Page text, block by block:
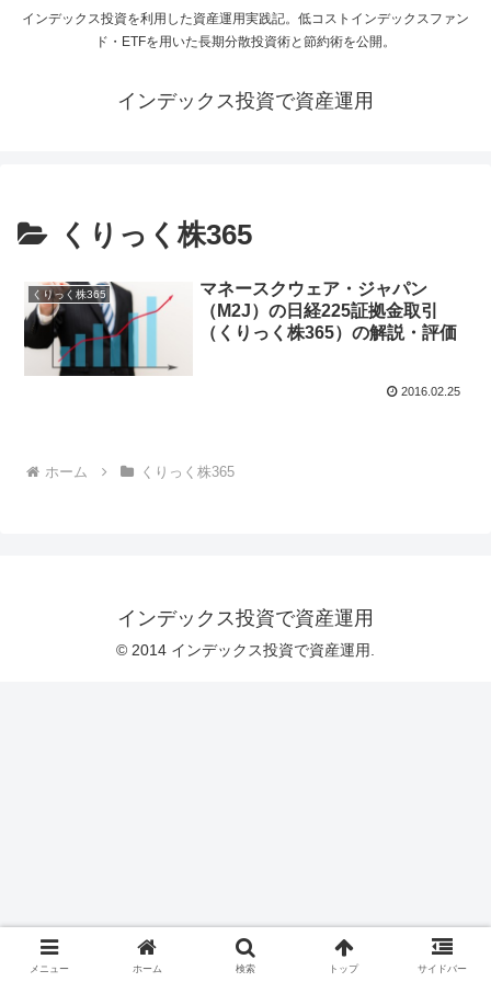
インデックス投資を利用した資産運用実践記。低コストインデックスファン
ド・ETFを用いた長期分散投資術と節約術を公開。
インデックス投資で資産運用
くりっく株365
くりっく株365
マネースクウェア・ジャパン
（M2J）の日経225証拠金取引
（くりっく株365）の解説・評価
2016.02.25
ホーム くりっく株365
インデックス投資で資産運用
© 2014 インデックス投資で資産運用.
メニュー ホーム 検索 トップ サイドバー